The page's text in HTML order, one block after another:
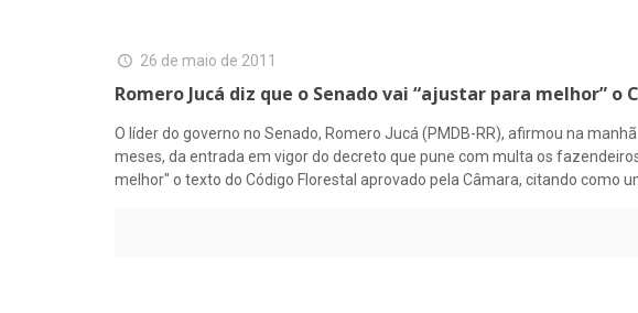
26 de maio de 2011
Romero Jucá diz que o Senado vai “ajustar para melhor” o
O líder do governo no Senado, Romero Jucá (PMDB-RR), afirmou na
meses, da entrada em vigor do decreto que pune com multa os
melhor" o texto do Código Florestal aprovado pela Câmara, citando como